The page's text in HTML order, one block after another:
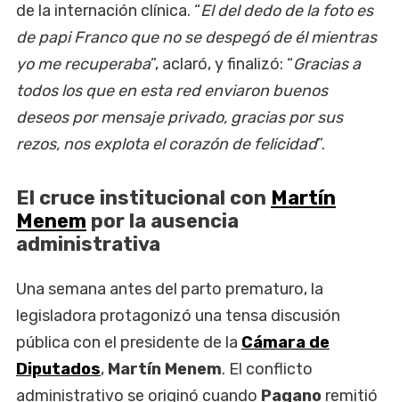
de la internación clínica. “El del dedo de la foto es
de papi Franco que no se despegó de él mientras
yo me recuperaba”, aclaró, y finalizó: “Gracias a
todos los que en esta red enviaron buenos
deseos por mensaje privado, gracias por sus
rezos, nos explota el corazón de felicidad”.
El cruce institucional con Martín
Menem por la ausencia
administrativa
Una semana antes del parto prematuro, la
legisladora protagonizó una tensa discusión
pública con el presidente de la Cámara de
Diputados, Martín Menem. El conflicto
administrativo se originó cuando Pagano remitió